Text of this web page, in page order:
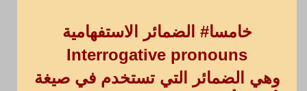
خامسا# الضمائر الاستفهامية
Interrogative pronouns
وهي الضمائر التي تستخدم في صيغة